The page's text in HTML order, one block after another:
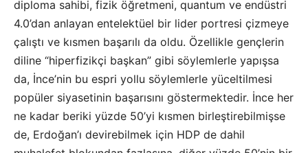
diploma sahibi, fizik öğretmeni, quantum ve endüstri
4.0’dan anlayan entelektüel bir lider portresi çizmeye
çalıştı ve kısmen başarılı da oldu. Özellikle gençlerin
diline “hiperfizikçi başkan” gibi söylemlerle yapışsa
da, İnce’nin bu espri yollu söylemlerle yüceltilmesi
popüler siyasetinin başarısını göstermektedir. İnce her
ne kadar beriki yüzde 50’yi kısmen birleştirebilmişse
de, Erdoğan’ı devirebilmek için HDP de dahil